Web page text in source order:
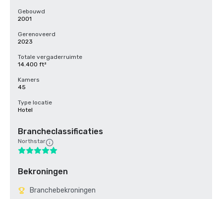
Gebouwd
2001
Gerenoveerd
2023
Totale vergaderruimte
14.400 ft²
Kamers
45
Type locatie
Hotel
Brancheclassificaties
Northstar
Bekroningen
Branchebekroningen